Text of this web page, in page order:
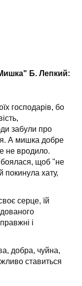
Б. Лепкий:
господарів, бо
забули про
А мишка добре
не вродило.
боялася, щоб "не
покинула хату,
серце, їй
і
добра, чуйна,
ставиться